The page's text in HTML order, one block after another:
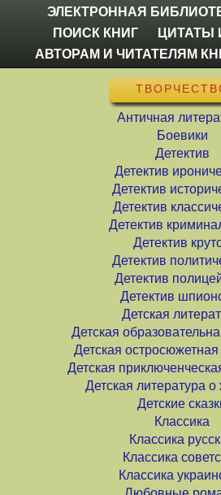
ЭЛЕКТРОННАЯ
ПОИСК КНИГ
ЦИТАТЫ
АВТОРАМ И ЧИТАТЕЛЯМ
Античная
Боевики
Детектив
Детектив
Детектив
Детектив
Детектив
Детектив
Детектив
Детектив
Детектив
Детская
Детская
Детская остросюжетная
Детская
Детская литература
Детские
Классика
Классика
Классика
Классика